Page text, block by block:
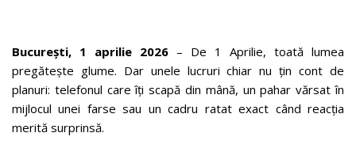
București, 1 aprilie 2026 – De 1 Aprilie, toată lumea
pregătește glume. Dar unele lucruri chiar nu țin cont de
planuri: telefonul care îți scapă din mână, un pahar vărsat în
mijlocul unei farse sau un cadru ratat exact când reacția
merită surprinsă.